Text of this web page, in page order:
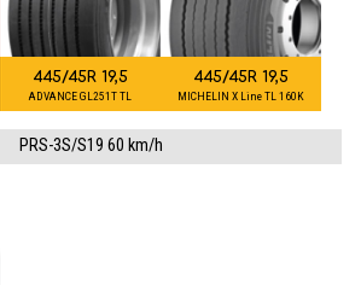
445/45R 19,5
ADVANCE GL251T TL
445/45R 19,5
MICHELIN X Line TL 160K
PRS-3S/S19 60 km/h